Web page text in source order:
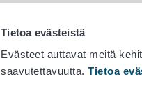
Tietoa evästeistä
Evästeet auttavat meitä
saavutettavuutta.Tietoa